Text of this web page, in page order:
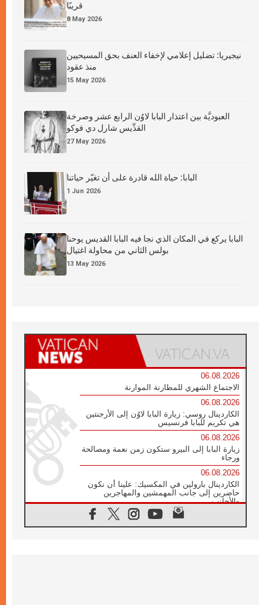
قريبًا
8 May 2026
نيجيريا: تضليل إعلامي لإخفاء العنف بحق المسيحيين
منذ عقود
15 May 2026
العبوديَّة بين اعتذار البابا لاوُن الرابع عشر وصرخة
القدِّيس شارل دي فوكو
27 May 2026
البابا: حياة الله قادرة على أن تغيّر حياتنا
1 Jun 2026
البابا يركع في المكان الذي نجا فيه البابا القديس يوحنا
بولس الثاني من محاولة اغتيال
13 May 2026
06.08.2026
الاجتماع الشهري للمطارنة الموارنة
06.08.2026
الكاردينال روسي: زيارة البابا لاوُن إلى الأرجنتين
هي تكريم للبابا فرنسيس
06.08.2026
زيارة البابا إلى البيرو ستكون زمن نعمة ومصالحة
ورجاء
06.08.2026
الكاردينال بارولين في المكسيك: علينا أن نكون
حاضرين إلى جانب المهمشين والمهاجرين
والأجانب
البابا لاوُن الرابع عشر للشباب في أسيزي: